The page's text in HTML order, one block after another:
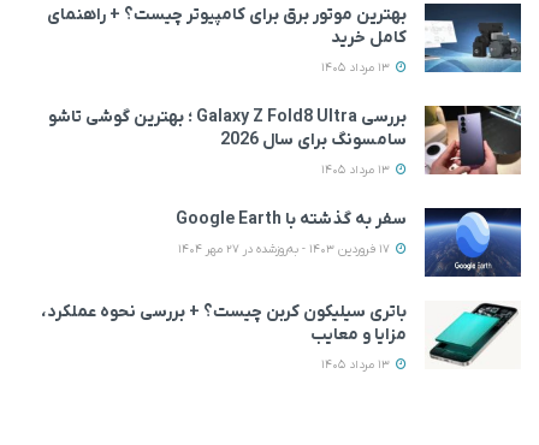
بهترین موتور برق برای کامپیوتر چیست؟ + راهنمای
کامل خرید
بررسی Galaxy Z Fold8 Ultra ؛ بهترین گوشی تاشو
سامسونگ برای سال 2026
سفر به گذشته با Google Earth
باتری سیلیکون کربن چیست؟ + بررسی نحوه عملکرد،
مزایا و معایب